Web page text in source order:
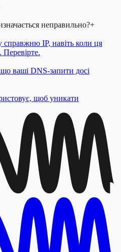
неправильно?+
IP, навіть коли ця
Перевірте.
ваші DNS-запити досі
щоб уникати